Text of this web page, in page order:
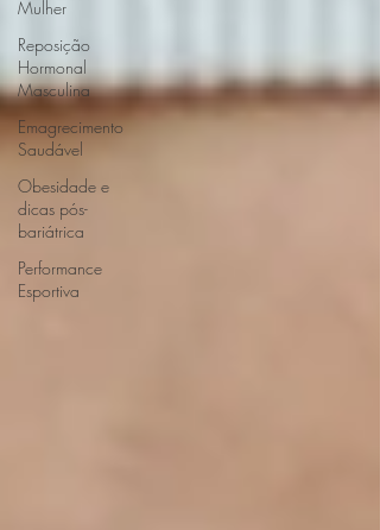
Mulher
Reposição
Hormonal
Masculina
Emagrecimento
Saudável
Obesidade e
dicas pós-
bariátrica
Performance
Esportiva